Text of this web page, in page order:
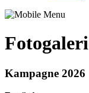
Kampagne 2026